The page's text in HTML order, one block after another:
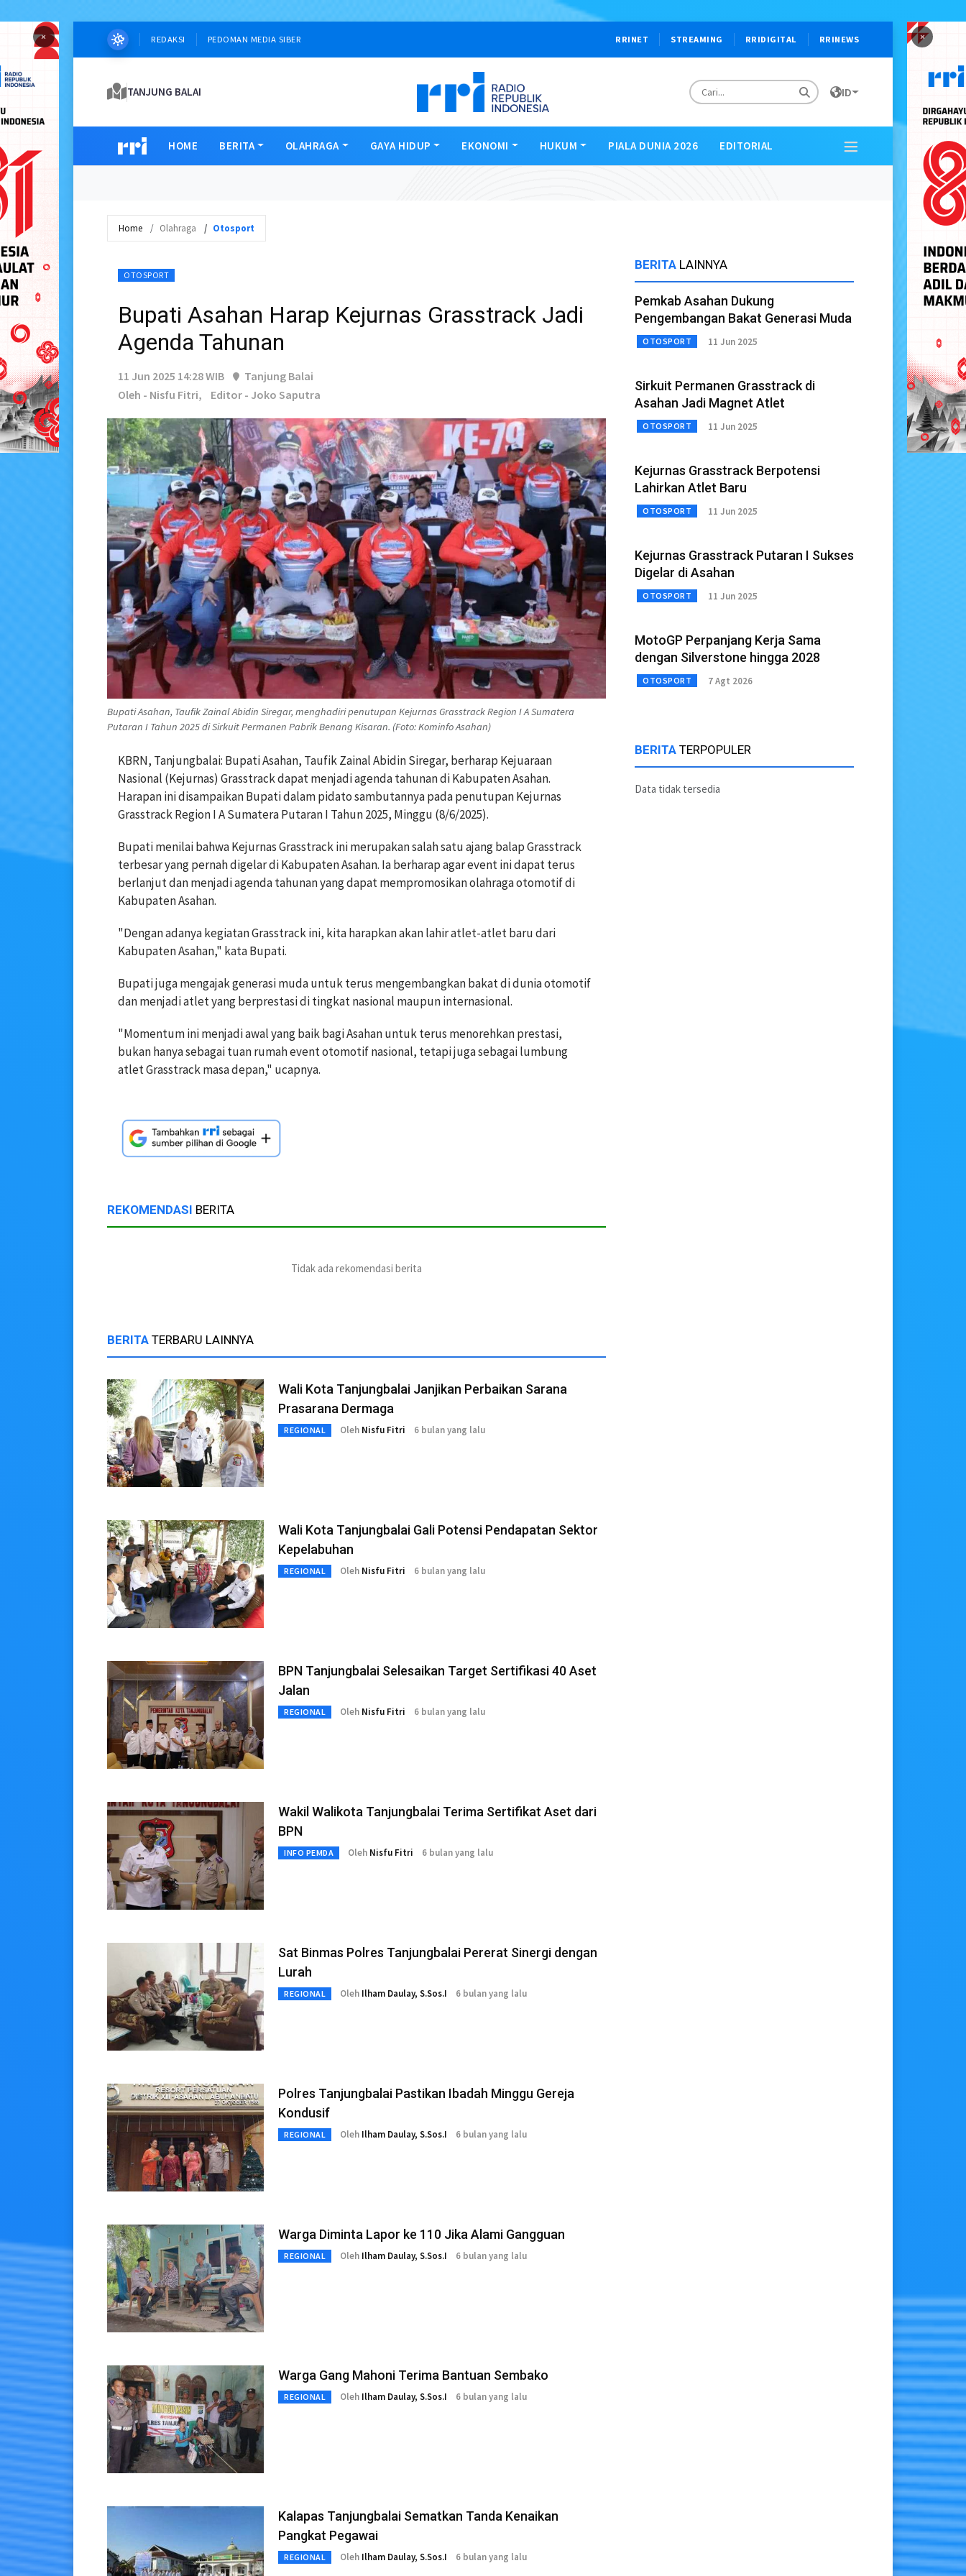
× ×
REDAKSI PEDOMAN MEDIA SIBER RRINET STREAMING RRIDIGITAL RRINEWS
TANJUNG BALAI ID
HOME BERITA OLAHRAGA GAYA HIDUP EKONOMI HUKUM PIALA DUNIA 2026 EDITORIAL
Home Olahraga Otosport
OTOSPORT
Bupati Asahan Harap Kejurnas Grasstrack Jadi
Agenda Tahunan
11 Jun 2025 14:28 WIB
Tanjung Balai
Oleh - Nisfu Fitri,
Editor - Joko Saputra
Bupati Asahan, Taufik Zainal Abidin Siregar, menghadiri penutupan Kejurnas Grasstrack Region I A Sumatera
Putaran I Tahun 2025 di Sirkuit Permanen Pabrik Benang Kisaran. (Foto: Kominfo Asahan)
KBRN, Tanjungbalai: Bupati Asahan, Taufik Zainal Abidin Siregar, berharap Kejuaraan
Nasional (Kejurnas) Grasstrack dapat menjadi agenda tahunan di Kabupaten Asahan.
Harapan ini disampaikan Bupati dalam pidato sambutannya pada penutupan Kejurnas
Grasstrack Region I A Sumatera Putaran I Tahun 2025, Minggu (8/6/2025).
Bupati menilai bahwa Kejurnas Grasstrack ini merupakan salah satu ajang balap Grasstrack
terbesar yang pernah digelar di Kabupaten Asahan. Ia berharap agar event ini dapat terus
berlanjut dan menjadi agenda tahunan yang dapat mempromosikan olahraga otomotif di
Kabupaten Asahan.
"Dengan adanya kegiatan Grasstrack ini, kita harapkan akan lahir atlet-atlet baru dari
Kabupaten Asahan," kata Bupati.
Bupati juga mengajak generasi muda untuk terus mengembangkan bakat di dunia otomotif
dan menjadi atlet yang berprestasi di tingkat nasional maupun internasional.
"Momentum ini menjadi awal yang baik bagi Asahan untuk terus menorehkan prestasi,
bukan hanya sebagai tuan rumah event otomotif nasional, tetapi juga sebagai lumbung
atlet Grasstrack masa depan," ucapnya.
REKOMENDASI BERITA
Tidak ada rekomendasi berita
BERITA TERBARU LAINNYA
Wali Kota Tanjungbalai Janjikan Perbaikan Sarana
Prasarana Dermaga
REGIONAL Oleh Nisfu Fitri 6 bulan yang lalu
Wali Kota Tanjungbalai Gali Potensi Pendapatan Sektor
Kepelabuhan
REGIONAL Oleh Nisfu Fitri 6 bulan yang lalu
BPN Tanjungbalai Selesaikan Target Sertifikasi 40 Aset
Jalan
REGIONAL Oleh Nisfu Fitri 6 bulan yang lalu
Wakil Walikota Tanjungbalai Terima Sertifikat Aset dari
BPN
INFO PEMDA Oleh Nisfu Fitri 6 bulan yang lalu
Sat Binmas Polres Tanjungbalai Pererat Sinergi dengan
Lurah
REGIONAL Oleh Ilham Daulay, S.Sos.I 6 bulan yang lalu
Polres Tanjungbalai Pastikan Ibadah Minggu Gereja
Kondusif
REGIONAL Oleh Ilham Daulay, S.Sos.I 6 bulan yang lalu
Warga Diminta Lapor ke 110 Jika Alami Gangguan
REGIONAL Oleh Ilham Daulay, S.Sos.I 6 bulan yang lalu
Warga Gang Mahoni Terima Bantuan Sembako
REGIONAL Oleh Ilham Daulay, S.Sos.I 6 bulan yang lalu
Kalapas Tanjungbalai Sematkan Tanda Kenaikan
Pangkat Pegawai
REGIONAL Oleh Ilham Daulay, S.Sos.I 6 bulan yang lalu
BERITA LAINNYA
Pemkab Asahan Dukung
Pengembangan Bakat Generasi Muda
OTOSPORT 11 Jun 2025
Sirkuit Permanen Grasstrack di
Asahan Jadi Magnet Atlet
OTOSPORT 11 Jun 2025
Kejurnas Grasstrack Berpotensi
Lahirkan Atlet Baru
OTOSPORT 11 Jun 2025
Kejurnas Grasstrack Putaran I Sukses
Digelar di Asahan
OTOSPORT 11 Jun 2025
MotoGP Perpanjang Kerja Sama
dengan Silverstone hingga 2028
OTOSPORT 7 Agt 2026
BERITA TERPOPULER
Data tidak tersedia